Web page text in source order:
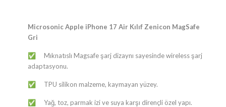
Microsonic Apple iPhone 17 Air Kılıf Zenicon MagSafe
Gri
✅ Mıknatıslı Magsafe şarj dizaynı sayesinde wireless şarj
adaptasyonu.
✅ TPU silikon malzeme, kaymayan yüzey.
✅ Yağ, toz, parmak izi ve suya karşı dirençli özel yapı.